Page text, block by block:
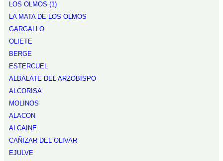
LOS OLMOS (1)
LA MATA DE LOS OLMOS
GARGALLO
OLIETE
BERGE
ESTERCUEL
ALBALATE DEL ARZOBISPO
ALCORISA
MOLINOS
ALACON
ALCAINE
CAÑIZAR DEL OLIVAR
EJULVE